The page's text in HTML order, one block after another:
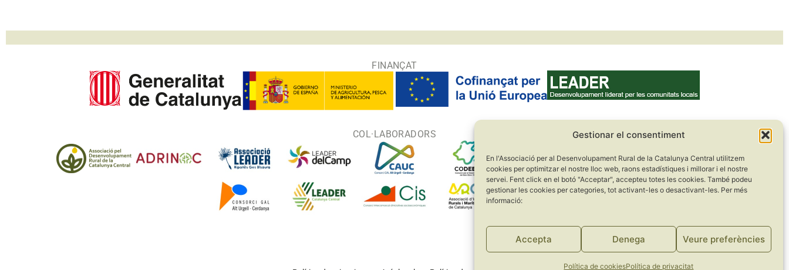
Gestionar el consentiment
En l'Associació per al Desenvolupament Rural de la Catalunya Central utilitzem
cookies per optimitzar el nostre lloc web, raons estadístiques i millorar i el nostre
servei. Fent click en el botó "Acceptar", accepteu totes les cookies. També podeu
gestionar les cookies per categories, tot activant-les o desactivant-les. Per més
informació:
Accepta Denega Veure preferències
Política de cookiesPolítica de privacitat
FINANÇAT
COL·LABORADORS